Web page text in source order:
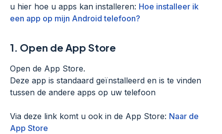
u hier hoe u apps kan installeren: Hoe installeer ik
een app op mijn Android telefoon?
1. Open de App Store
Open de App Store.
Deze app is standaard geïnstalleerd en is te vinden
tussen de andere apps op uw telefoon
Via deze link komt u ook in de App Store: Naar de
App Store